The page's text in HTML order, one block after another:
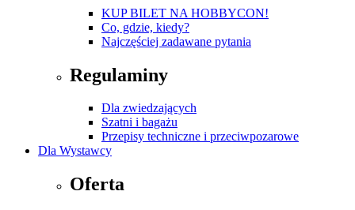
KUP BILET NA HOBBYCON!
Co, gdzie, kiedy?
Najczęściej zadawane pytania
Regulaminy
Dla zwiedzających
Szatni i bagażu
Przepisy techniczne i przeciwpozarowe
Dla Wystawcy
Oferta